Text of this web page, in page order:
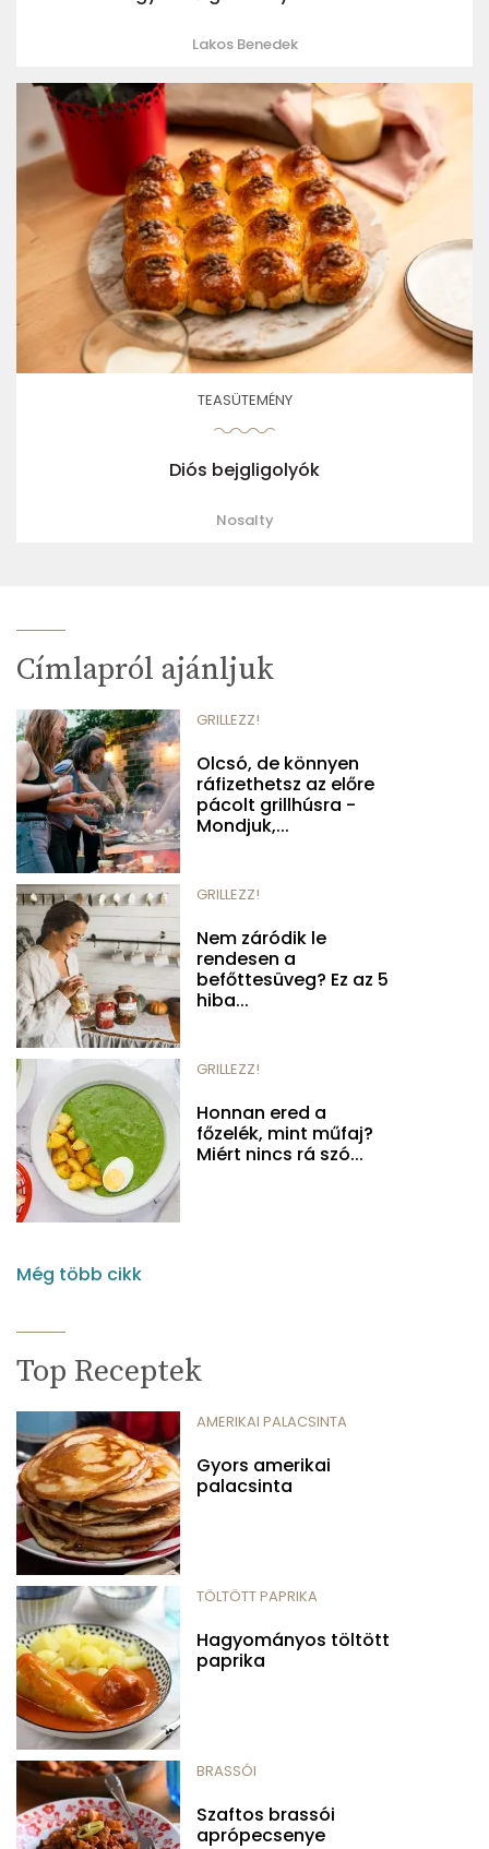
Lakos Benedek
TEASÜTEMÉNY
Diós bejgligolyók
Nosalty
Címlapról ajánljuk
GRILLEZZ!
Olcsó, de könnyen
ráfizethetsz az előre
pácolt grillhúsra -
Mondjuk,...
GRILLEZZ!
Nem záródik le
rendesen a
befőttesüveg? Ez az 5
hiba...
GRILLEZZ!
Honnan ered a
főzelék, mint műfaj?
Miért nincs rá szó...
Még több cikk
Top Receptek
AMERIKAI PALACSINTA
Gyors amerikai
palacsinta
TÖLTÖTT PAPRIKA
Hagyományos töltött
paprika
BRASSÓI
Szaftos brassói
aprópecsenye